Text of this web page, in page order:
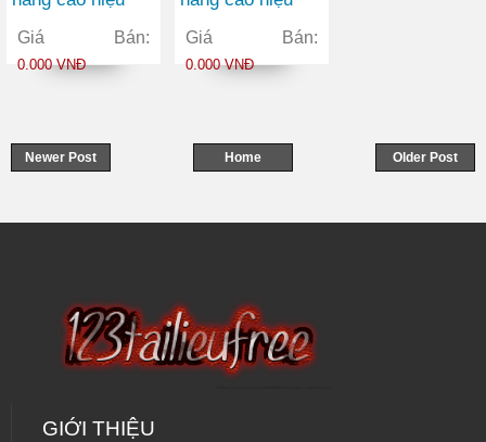
quả sử dụng vốn
lưu động tại Công
Giá Bán:
0.000 VNĐ
quả marketing
cho sản phẩm
TMCP Xăng Dầu
Giá Bán:
0.000 VNĐ
Newer Post Older Post
Home
GIỚI THIỆU